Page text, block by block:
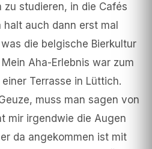
studieren, in die Cafés
auch dann erst mal
die belgische Bierkultur
Aha-Erlebnis war zum
Terrasse in Lüttich.
muss man sagen von
mir irgendwie die Augen
da angekommen ist mit